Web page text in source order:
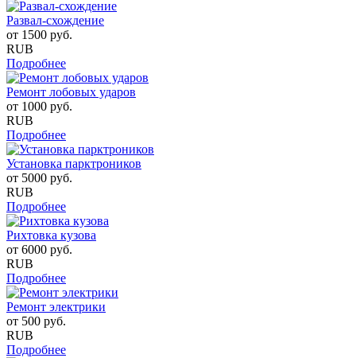
Развал-схождение
от 1500 руб.
RUB
Подробнее
Ремонт лобовых ударов
от 1000 руб.
RUB
Подробнее
Установка парктроников
от 5000 руб.
RUB
Подробнее
Рихтовка кузова
от 6000 руб.
RUB
Подробнее
Ремонт электрики
от 500 руб.
RUB
Подробнее